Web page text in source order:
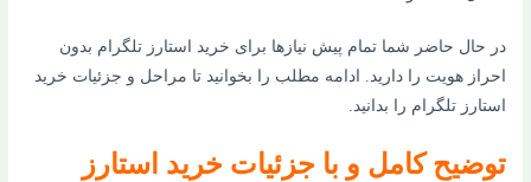
در حال حاضر شما تمام پیش نیازها برای خرید استارز تلگرام بدون
احراز هویت را دارید. ادامه مطلب را بخوانید تا مراحل و جزئیات خرید
استارز تلگرام را بدانید.
توضیح کامل و با جزئیات خرید استارز